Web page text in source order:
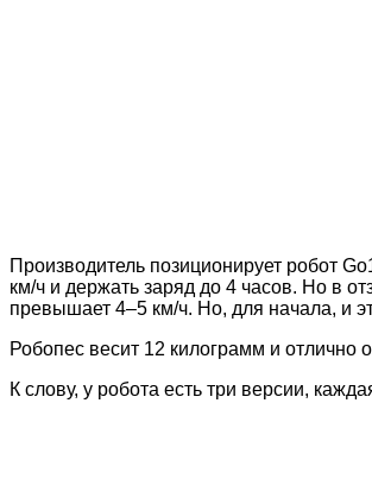
Производитель позиционирует робот
км/ч и держать заряд до 4 часов. Но в
превышает 4–5 км/ч. Но, для начала, и
Робопес весит 12 килограмм и отлично
К слову, у робота есть три версии,